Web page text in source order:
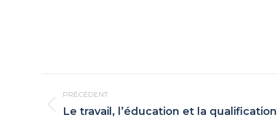
article
PRÉCÉDENT
Article
Le travail, l’éducation et la qualification